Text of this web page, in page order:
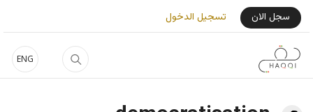
تجاوز إلى المحتوى الرئيسي
ENG
User Login Menu
سجل الان تسجيل الدخول